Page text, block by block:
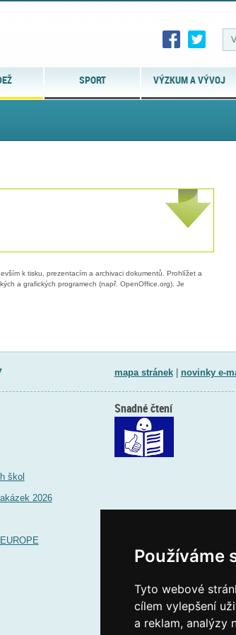
Používáme
Tyto webové
cílem vylepšení
a reklam, analýzy
SPORT VÝZKUM A VÝVOJ
k tisku, prezentacím a archivaci dokumentů. Prohlížet a
a grafických programech (např. OpenOffice.org). Je
mapa stránek| novinky e-
škol
2026
Snadné čtení